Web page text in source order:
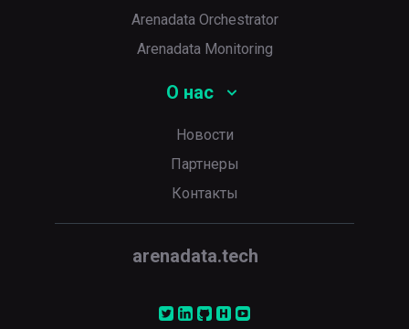
Arenadata Orchestrator
Arenadata Monitoring
О нас
Новости
Партнеры
Контакты
arenadata.tech